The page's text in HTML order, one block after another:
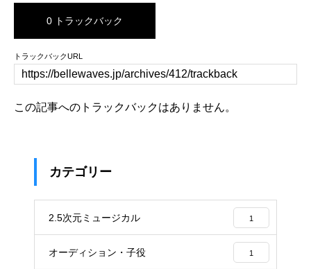
0 トラックバック
トラックバックURL
この記事へのトラックバックはありません。
カテゴリー
2.5次元ミュージカル 1
オーディション・子役 1